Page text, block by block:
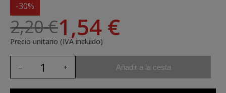
-30%
2,20 €1,54 €
Precio unitario (IVA incluido)
Añadir a la cesta